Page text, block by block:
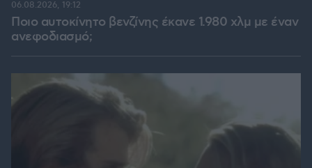
Ποιο αυτοκίνητο βενζίνης έκανε 1.980 χλμ με έναν
ανεφοδιασμό;
06.08.2026, 19:12